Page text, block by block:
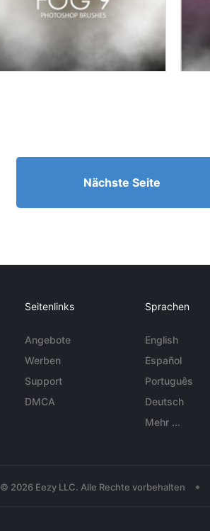
Nächste Seite
Seitenlinks
Angebote
Werben
Support
DMCA
Sprachen
English
Español
Português
Deutsch
Mehr ...
© 2026 Eezy LLC. Alle Rechte vorbehalten •